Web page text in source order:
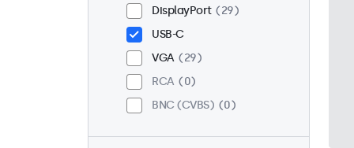
DisplayPort
29
USB-C
VGA
29
RCA
0
BNC (CVBS)
0